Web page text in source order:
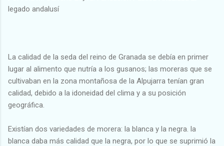
legado andalusí
La calidad de la seda del reino de Granada se debía en primer
lugar al alimento que nutría a los gusanos; las moreras que se
cultivaban en la zona montañosa de la Alpujarra tenían gran
calidad, debido a la idoneidad del clima y a su posición
geográfica.
Existían dos variedades de morera: la blanca y la negra. la
blanca daba más calidad que la negra, por lo que se suprimió la